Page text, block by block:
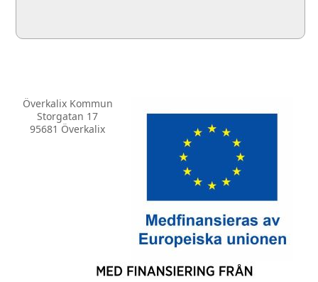
Överkalix Kommun
Storgatan 17
95681 Överkalix